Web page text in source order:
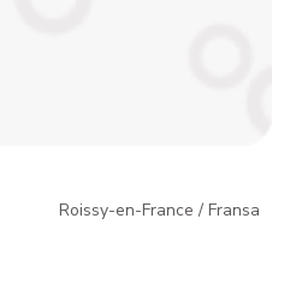
Roissy-en-France / Fransa